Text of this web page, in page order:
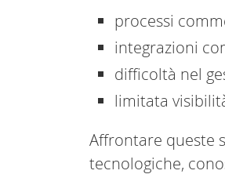
processi
integrazioni
difficoltà nel
limitata
Affrontare queste
tecnologiche,